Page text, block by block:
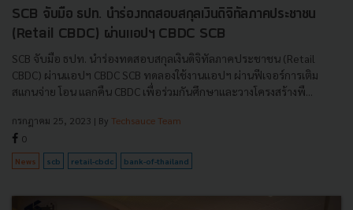
SCB จับมือ ธปท. นำร่องทดสอบสกุลเงินดิจิทัลภาคประชาชน
(Retail CBDC) ผ่านแอปฯ CBDC SCB
SCB จับมือ ธปท. นำร่องทดสอบสกุลเงินดิจิทัลภาคประชาชน (Retail
CBDC) ผ่านแอปฯ CBDC SCB ทดลองใช้งานแอปฯ ผ่านฟีเจอร์การเติม
สแกนจ่าย โอน แลกคืน CBDC เพื่อร่วมกันศึกษาและวางโครงสร้างพื...
กรกฎาคม 25, 2023 | By Techsauce Team
0
News scb retail-cbdc bank-of-thailand